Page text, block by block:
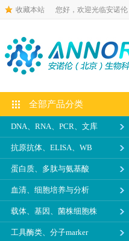
收藏本站 您好，欢迎光临安诺
全部产品分类
DNA、RNA、PCR、文库
抗原抗体、ELISA、WB
蛋白质、多肽与氨基酸
血清、细胞培养与分析
载体、基因、菌株细胞株
工具酶类、分子marker